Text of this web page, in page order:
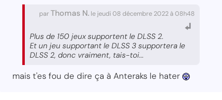
parThomas N. le jeudi 08 décembre 2022 à 08h48
Plus de 150 jeux supportent le DLSS 2.
Et un jeu supportant le DLSS 3 supportera le
DLSS 2, donc vraiment, tais-toi...
mais t'es fou de dire ça à Anteraks le hater